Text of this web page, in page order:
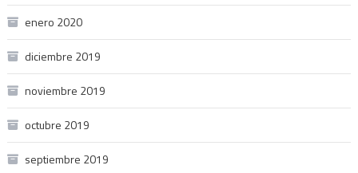
enero 2020
diciembre 2019
noviembre 2019
octubre 2019
septiembre 2019